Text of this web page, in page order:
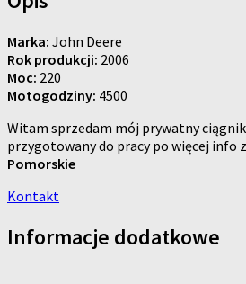
Marka: John Deere
Rok produkcji: 2006
Moc: 220
Motogodziny: 4500
Witam sprzedam mój prywatny
przygotowany do pracy po więcej info
Pomorskie
Kontakt
Informacje dodatkowe